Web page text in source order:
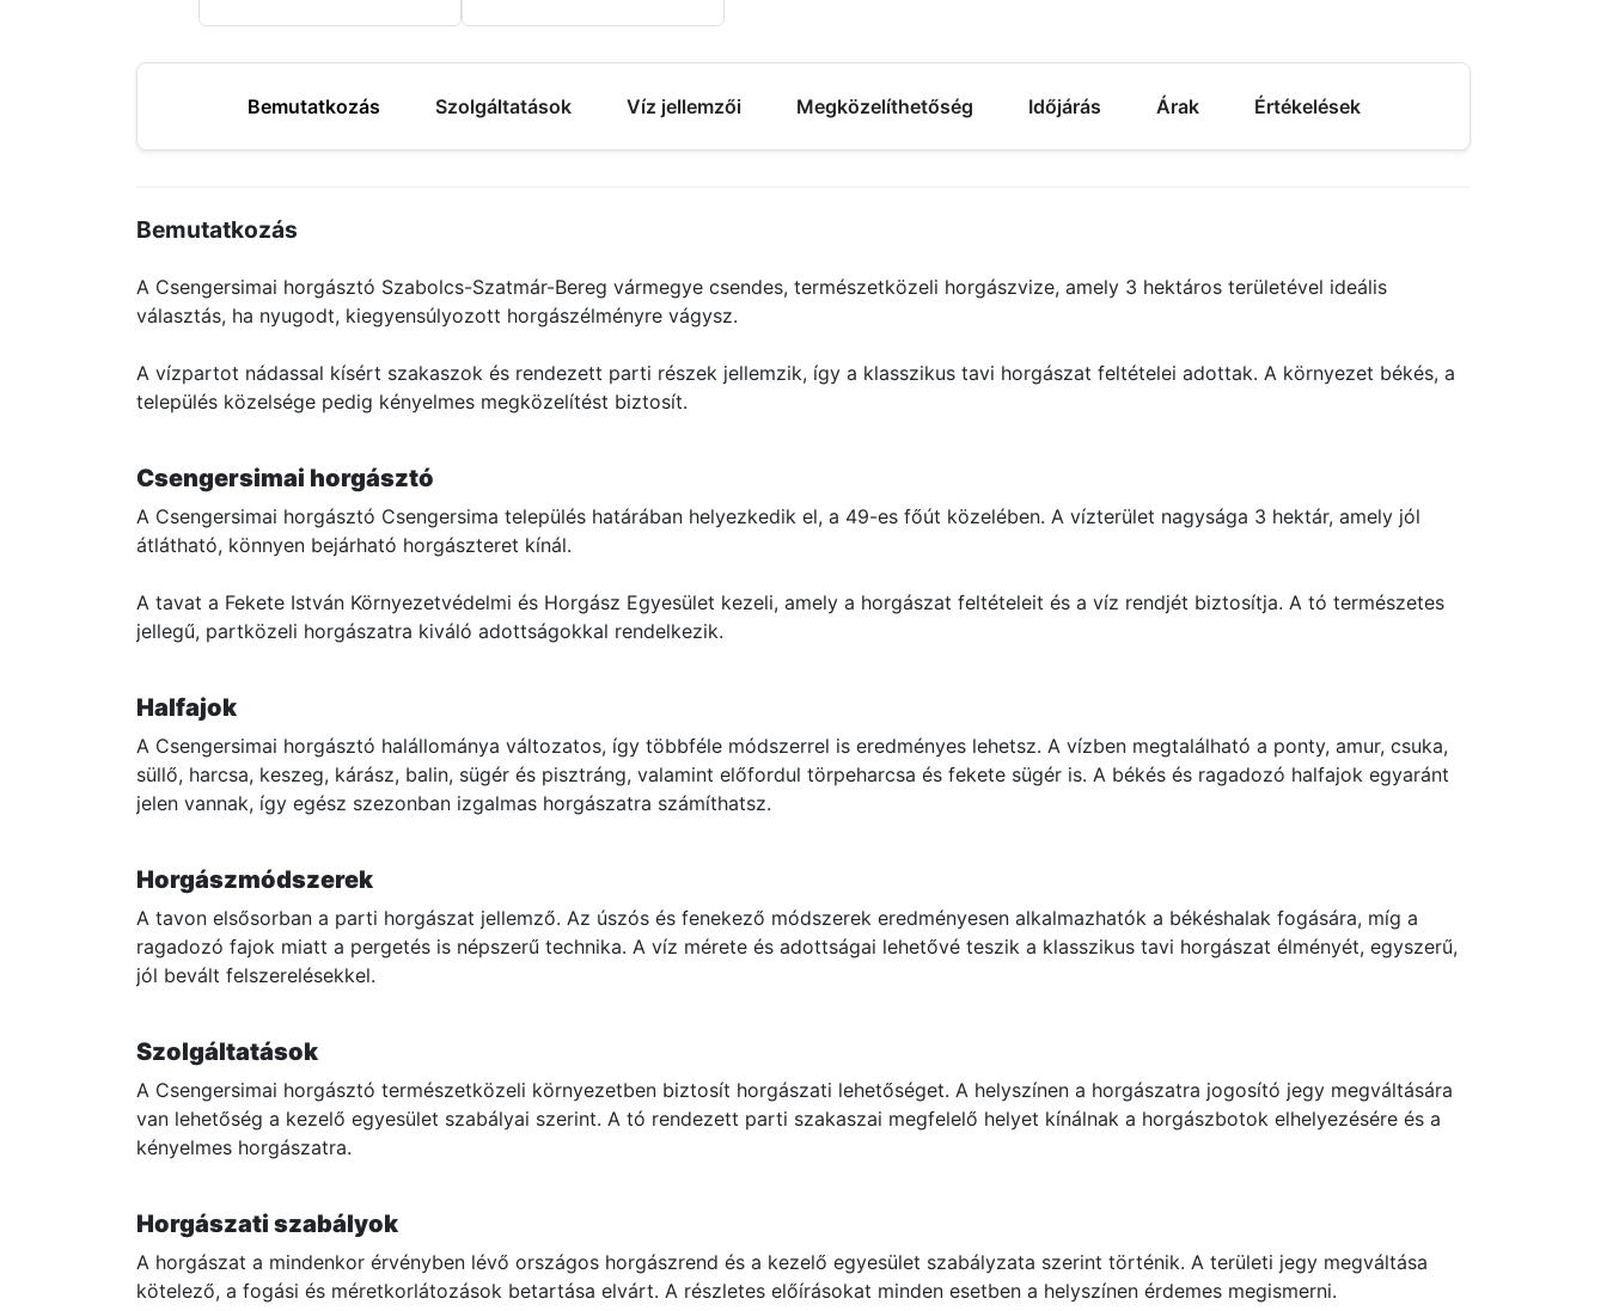
Bemutatkozás Szolgáltatások Víz jellemzői Megközelíthetőség Időjárás Árak Értékelések
Bemutatkozás
A Csengersimai horgásztó Szabolcs-Szatmár-Bereg vármegye csendes, természetközeli horgászvize, amely 3 hektáros területével ideális
választás, ha nyugodt, kiegyensúlyozott horgászélményre vágysz.
A vízpartot nádassal kísért szakaszok és rendezett parti részek jellemzik, így a klasszikus tavi horgászat feltételei adottak. A környezet békés, a
település közelsége pedig kényelmes megközelítést biztosít.
Csengersimai horgásztó
A Csengersimai horgásztó Csengersima település határában helyezkedik el, a 49-es főút közelében. A vízterület nagysága 3 hektár, amely jól
átlátható, könnyen bejárható horgászteret kínál.
A tavat a Fekete István Környezetvédelmi és Horgász Egyesület kezeli, amely a horgászat feltételeit és a víz rendjét biztosítja. A tó természetes
jellegű, partközeli horgászatra kiváló adottságokkal rendelkezik.
Halfajok
A Csengersimai horgásztó halállománya változatos, így többféle módszerrel is eredményes lehetsz. A vízben megtalálható a ponty, amur, csuka,
süllő, harcsa, keszeg, kárász, balin, sügér és pisztráng, valamint előfordul törpeharcsa és fekete sügér is. A békés és ragadozó halfajok egyaránt
jelen vannak, így egész szezonban izgalmas horgászatra számíthatsz.
Horgászmódszerek
A tavon elsősorban a parti horgászat jellemző. Az úszós és fenekező módszerek eredményesen alkalmazhatók a békéshalak fogására, míg a
ragadozó fajok miatt a pergetés is népszerű technika. A víz mérete és adottságai lehetővé teszik a klasszikus tavi horgászat élményét, egyszerű,
jól bevált felszerelésekkel.
Szolgáltatások
A Csengersimai horgásztó természetközeli környezetben biztosít horgászati lehetőséget. A helyszínen a horgászatra jogosító jegy megváltására
van lehetőség a kezelő egyesület szabályai szerint. A tó rendezett parti szakaszai megfelelő helyet kínálnak a horgászbotok elhelyezésére és a
kényelmes horgászatra.
Horgászati szabályok
A horgászat a mindenkor érvényben lévő országos horgászrend és a kezelő egyesület szabályzata szerint történik. A területi jegy megváltása
kötelező, a fogási és méretkorlátozások betartása elvárt. A részletes előírásokat minden esetben a helyszínen érdemes megismerni.